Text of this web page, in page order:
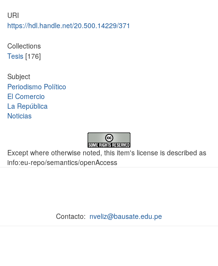
URI
https://hdl.handle.net/20.500.14229/371
Collections
Tesis [176]
Subject
Periodismo Político
El Comercio
La República
Noticias
Except where otherwise noted, this item's license is described as
info:eu-repo/semantics/openAccess
Contacto: nveliz@bausate.edu.pe